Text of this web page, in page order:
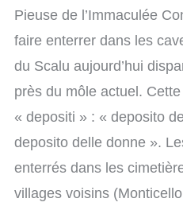
Pieuse de l’Immaculée
faire enterrer dans les
du Scalu aujourd’hui
près du môle actuel.
« depositi » : « deposito
deposito delle donne ».
enterrés dans les
villages voisins